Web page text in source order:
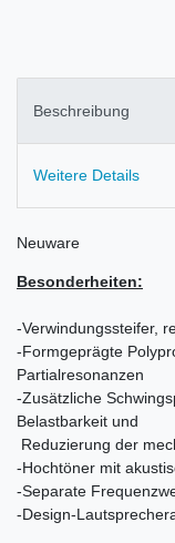
Beschreibung
Weitere Details
Neuware
Besonderheiten:
-Verwindungssteifer,
-Formgeprägte
Partialresonanzen
-Zusätzliche
Belastbarkeit und
Reduzierung der
-Hochtöner mit
-Separate
-Design-